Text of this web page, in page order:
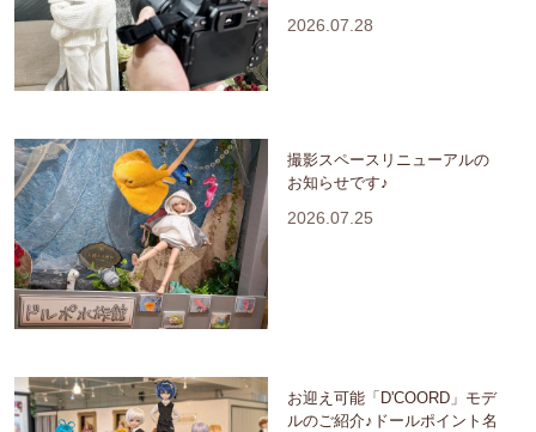
2026.07.28
撮影スペースリニューアルの
お知らせです♪
2026.07.25
お迎え可能「D'COORD」モデ
ルのご紹介♪ドールポイント名